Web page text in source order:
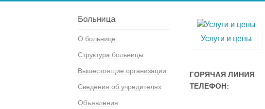
Больница
О больнице
Структура больницы
Вышестоящие организации
Сведения об учредителях
Объявления
Услуги и цены
ГОРЯЧАЯ ЛИНИЯ
ТЕЛЕФОН: